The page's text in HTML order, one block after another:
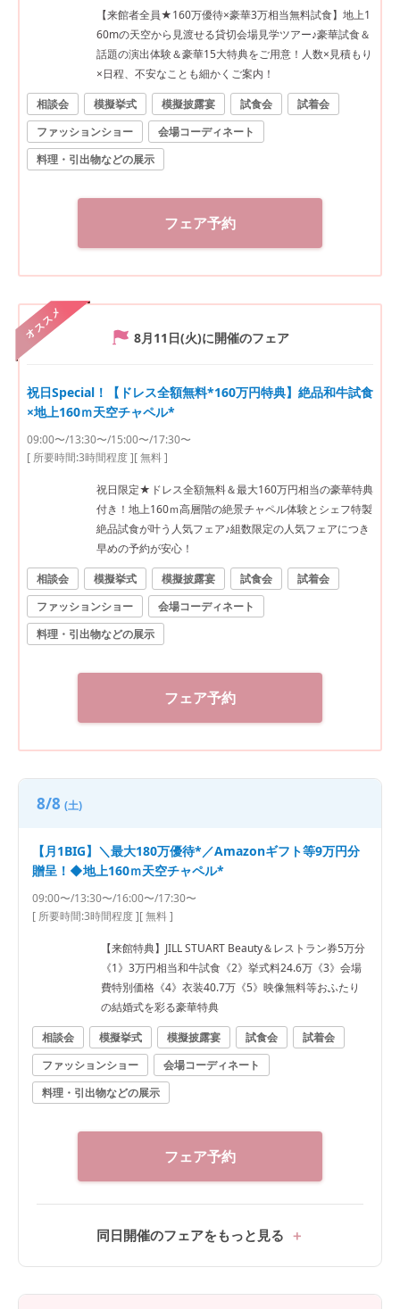
【来館者全員★160万優待×豪華3万相当無料試食】地上1
60mの天空から見渡せる貸切会場見学ツアー♪豪華試食＆
話題の演出体験＆豪華15大特典をご用意！人数×見積もり
×日程、不安なことも細かくご案内！
相談会
模擬挙式 模擬披露宴 試食会
試着会
ファッションショー
会場コーディネート
料理・引出物などの展示
フェア予約
オススメ 8月11日(火)に開催のフェア
祝日Special！【ドレス全額無料*160万円特典】絶品和牛試食
×地上160ｍ天空チャペル*
09:00〜/13:30〜/15:00〜/17:30〜
[ 所要時間:3時間程度][ 無料 ]
祝日限定★ドレス全額無料＆最大160万円相当の豪華特典
付き！地上160ｍ高層階の絶景チャペル体験とシェフ特製
絶品試食が叶う人気フェア♪組数限定の人気フェアにつき
早めの予約が安心！
相談会
模擬挙式 模擬披露宴 試食会
試着会
ファッションショー
会場コーディネート
料理・引出物などの展示
フェア予約
8/8 (土)
【月1BIG】＼最大180万優待*／Amazonギフト等9万円分
贈呈！◆地上160ｍ天空チャペル*
09:00〜/13:30〜/16:00〜/17:30〜
[ 所要時間:3時間程度][ 無料 ]
【来館特典】JILL STUART Beauty＆レストラン券5万分
《1》3万円相当和牛試食《2》挙式料24.6万《3》会場
費特別価格《4》衣装40.7万《5》映像無料等おふたり
の結婚式を彩る豪華特典
相談会
模擬挙式 模擬披露宴 試食会
試着会
ファッションショー
会場コーディネート
料理・引出物などの展示
フェア予約
同日開催のフェアをもっと見る